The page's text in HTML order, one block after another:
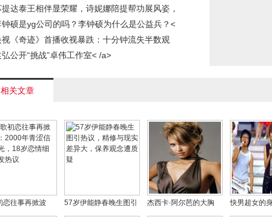
提达泰王相伴显荣耀，诗妮娜陪提帮功展风姿，
姝各领风骚< /a>
钟硕是yg公司的吗？李钟硕为什么是公益兵？<
视《奇迹》首播收视暴跌：十分钟流失半数观
华阵容为何败给节奏？< /a>
弘公开“挑战”卓伟工作室< /a>
相关文章
恋往事再掀波
57岁伊能静春晚生图引
杰西卡·阿尔芭的大胸
快男超女的